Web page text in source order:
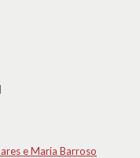
e Maria Barroso